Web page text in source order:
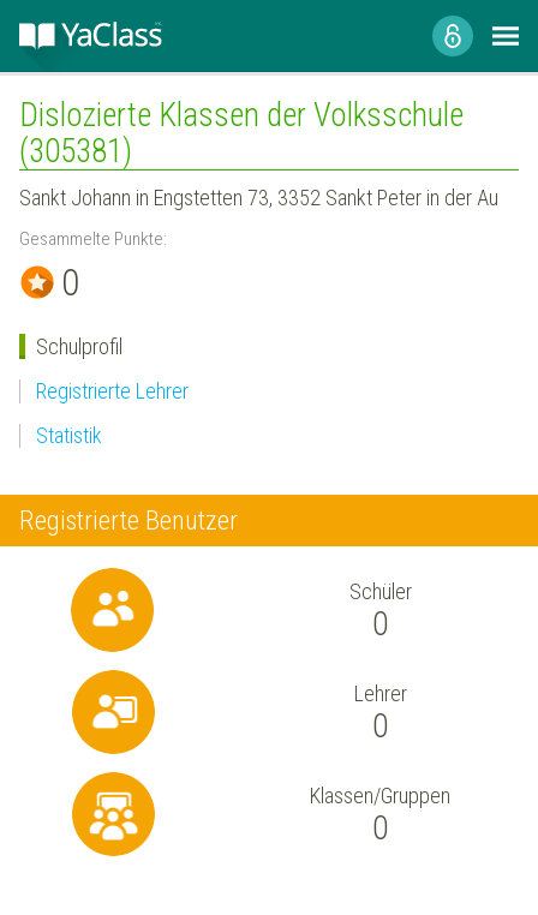
Dislozierte Klassen der Volksschule
(305381)
Sankt Johann in Engstetten 73, 3352 Sankt Peter in der Au
Gesammelte Punkte:
0
Schulprofil
Registrierte Lehrer
Statistik
Registrierte Benutzer
Schüler
0
Lehrer
0
Klassen/Gruppen
0